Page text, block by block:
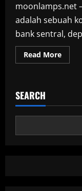
moonlamps.net
adalah sebuah
bank sentral,
Read MoreRead
more
yang
SEARCH